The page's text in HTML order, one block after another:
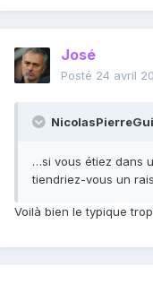
José
Posté 24 avril
…si vous étiez dans
tiendriez-vous un
Voilà bien le typique